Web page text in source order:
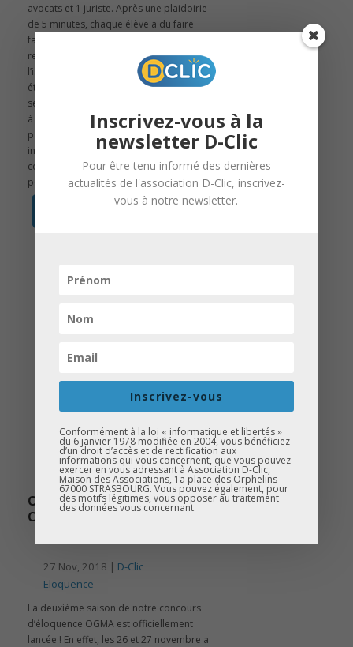
avocats et 1 juriste. Après une plaidoirie
de 5 minutes, chaque élève a du faire
face aux questions du jury tout en
restant éloquent et convainquant. À
l’issue de cette journée, 13 élèves ont
été sélectionnés pour le second tour qui
se déroulera au mois de janvier. Affaire
à suivre… Félicitations à tous les
participants et un grand merci aux
intervenants pour leurs précieux
conseils ainsi qu’à Madame la Doyenne
pour son accueil. Quelques photos...
OGMA SAISON #2 : ÇA
COMMENCE MAINTENANT !
27 Nov, 2018 | D-Clic
Eloquence
La deuxième saison de notre concours
d’éloquence OGMA est officiellement
lancée ! En effet, les 26 et 27 novembre a
Inscrivez-vous à la
newsletter D-Clic
Pour être tenu informé des dernières
actualités de l'association D-Clic, inscrivez-
vous à notre newsletter.
Inscrivez-vous
Conformément à la loi « informatique et libertés »
du 6 janvier 1978 modifiée en 2004, vous bénéficiez
d’un droit d’accès et de rectification aux
informations qui vous concernent, que vous pouvez
exercer en vous adressant à Association D-Clic,
Maison des Associations, 1a place des Orphelins
67000 STRASBOURG. Vous pouvez également, pour
des motifs légitimes, vous opposer au traitement
des données vous concernant.